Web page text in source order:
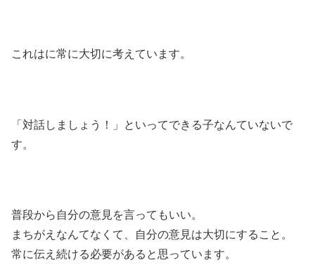
これはに常に大切に考えています。
「対話しましょう！」といってできる子なんていないで
す。
普段から自分の意見を言ってもいい。
まちがえなんてなくて、自分の意見は大切にすること。
常に伝え続ける必要があると思っています。